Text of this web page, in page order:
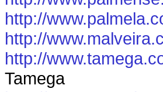
http://
http://
http://
Tamega